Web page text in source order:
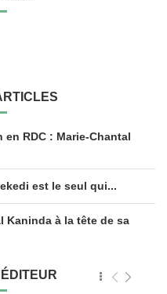
RDC : Marie-Chantal
est le seul qui...
Kaninda à la tête de sa